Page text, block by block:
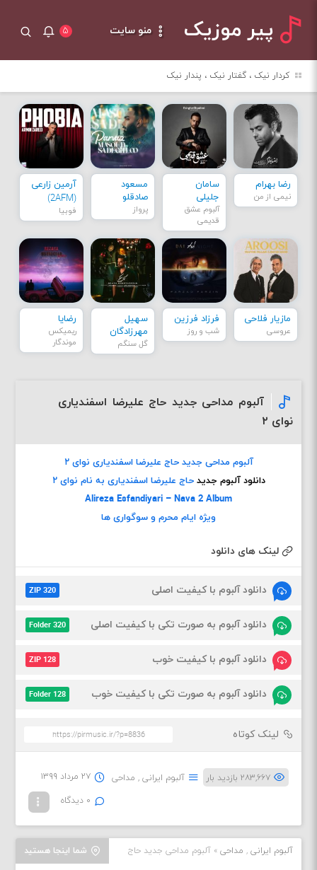
پیر موزیک منو سایت ۵
کردار نیک ، گفتار نیک ، پندار نیک
رضا بهرام
نیمی از من
سامان
جلیلی
آلبوم عشق
قدیمی
مسعود
صادقلو
پرواز
آرمین زارعی
(2AFM)
فوبیا
مازیار فلاحی
عروسی
فرزاد فرزین
شب و روز
سهیل
مهرزادگان
گل سنگم
رضایا
ریمیکس
موندگار
آلبوم مداحی جدید حاج علیرضا اسفندیاری
نوای ۲
آلبوم مداحی جدید حاج علیرضا اسفندیاری نوای ۲
دانلود آلبوم جدید حاج علیرضا اسفندیاری به نام نوای ۲
Alireza Esfandiyari – Nava 2 Album
ویژه ایام محرم و سوگواری ها
لینک های دانلود
دانلود آلبوم با کیفیت اصلی ZIP 320
دانلود آلبوم به صورت تکی با کیفیت اصلی Folder 320
دانلود آلبوم با کیفیت خوب ZIP 128
دانلود آلبوم به صورت تکی با کیفیت خوب Folder 128
لینک کوتاه
۲۸۳,۶۶۷ بازدید بار آلبوم ایرانی , مداحی ۲۷ مرداد ۱۳۹۹
۰ دیدگاه
شما اینجا هستید آلبوم ایرانی , مداحی »آلبوم مداحی جدید حاج